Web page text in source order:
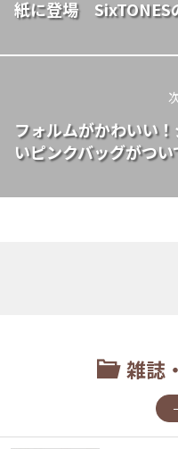
紙に登場 SixTONES
フォルムがかわいい
いピンクバッグがつい
雑誌